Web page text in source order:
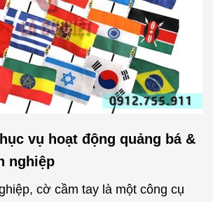
vụ hoạt động quảng bá &
nghiệp
cờ cầm tay là một công cụ